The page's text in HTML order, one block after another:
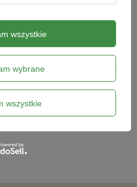
do 1 litra wody, wymieszać.
za pomocą
stosować interwencyjniepo
objawów jego
59,49 zł
wybrane
wszystkie
wszystkie